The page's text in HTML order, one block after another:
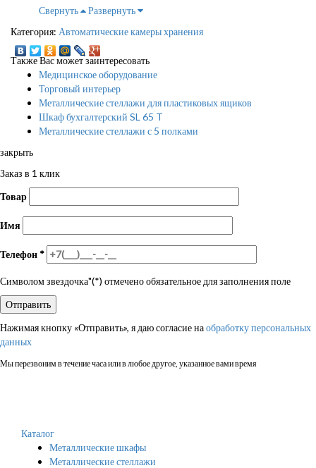
Свернуть
Развернуть
Категория: Автоматические камеры хранения
Также Вас может заинтересовать
Медицинское оборудование
Торговый интерьер
Металлические стеллажи для пластиковых ящиков
Шкаф бухгалтерский SL 65 T
Металлические стеллажи с 5 полками
закрыть
Заказ в 1 клик
Товар
Имя
Телефон *
Символом звездочка"(*) отмечено обязательное для заполнения поле
Нажимая кнопку «Отправить», я даю согласие наобработку персональных
данных
Мы перезвоним в течение часа или в любое другое, указанное вами время
Каталог
Металлические шкафы
Металлические стеллажи